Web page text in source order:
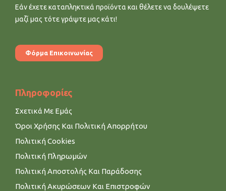
Εάν έχετε καταπληκτικά προϊόντα και θέλετε να δουλέψετε
μαζί μας τότε γράψτε μας κάτι!
Φόρμα Επικοινωνίας
Πληροφορίες
Σχετικά Με Εμάς
Όροι Χρήσης Και Πολιτική Απορρήτου
Πολιτική Cookies
Πολιτική Πληρωμών
Πολιτική Αποστολής Και Παράδοσης
Πολιτική Ακυρώσεων Και Επιστροφών